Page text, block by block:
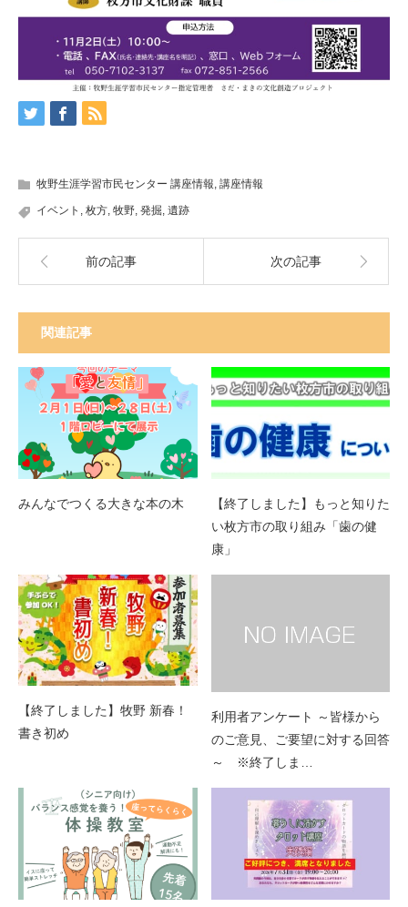
牧野生涯学習市民センター 講座情報 講座情報
イベント 枚方 牧野 発掘 遺跡
前の記事 次の記事
関連記事
みんなでつくる大きな本の木
【終了しました】もっと知りた
い枚方市の取り組み「歯の健
康」
【終了しました】牧野 新春！
書き初め
利用者アンケート ～皆様から
のご意見、ご要望に対する回答
～ ※終了しま…